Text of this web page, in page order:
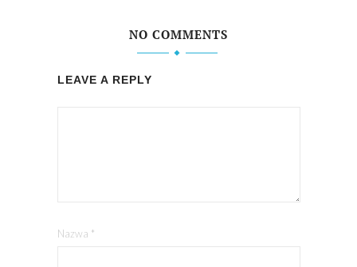
NO COMMENTS
LEAVE A REPLY
Nazwa *